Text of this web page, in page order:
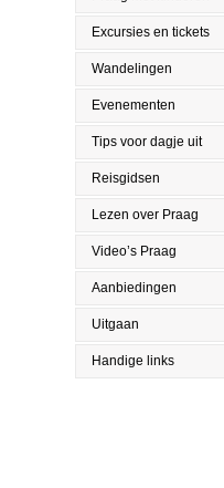
Excursies en tickets
Wandelingen
Evenementen
Tips voor dagje uit
Reisgidsen
Lezen over Praag
Video’s Praag
Aanbiedingen
Uitgaan
Handige links